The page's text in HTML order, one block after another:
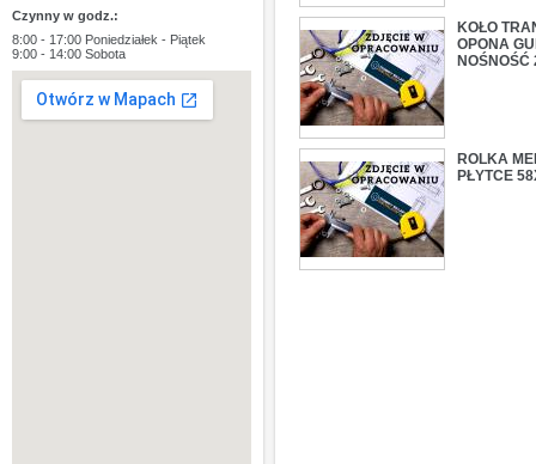
Czynny w godz.:
8:00 - 17:00 Poniedziałek - Piątek
9:00 - 14:00 Sobota
KOŁO
OPONA
NOŚNOŚĆ
ROLKA
PŁYTCE